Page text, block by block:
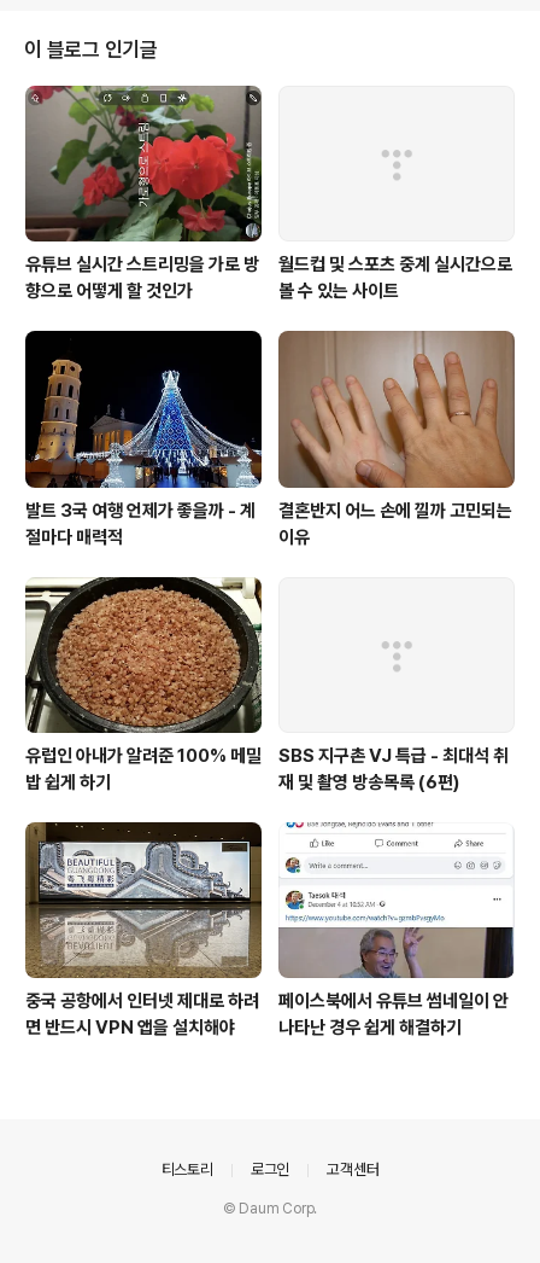
관장은 “높은 예술성과 대가적인 기법에 매혹되었다"고 말하고, 기꺼이 제안에
응했다고 밝혔다. 폐쇄적인 나라로만 인식되어온 북한이 미지의 예술을 통해 리
투아니아 사회와 첫 교류를 시..
이 블로그 인기글
유튜브 실시간 스트리밍을 가로 방
향으로 어떻게 할 것인가
월드컵 및 스포츠 중계 실시간으로
볼 수 있는 사이트
발트 3국 여행 언제가 좋을까 - 계
절마다 매력적
결혼반지 어느 손에 낄까 고민되는
이유
유럽인 아내가 알려준 100% 메밀
밥 쉽게 하기
SBS 지구촌 VJ 특급 - 최대석 취
재 및 촬영 방송목록 (6편)
중국 공항에서 인터넷 제대로 하려
면 반드시 VPN 앱을 설치해야
페이스북에서 유튜브 썸네일이 안
나타난 경우 쉽게 해결하기
티스토리 로그인 고객센터
© Daum Corp.